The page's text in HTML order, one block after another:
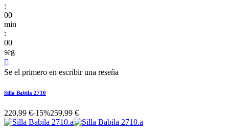
:
00
min
:
00
seg

Se el primero en escribir una reseña
Silla Babila 2710
220,99 €-15%259,99 €